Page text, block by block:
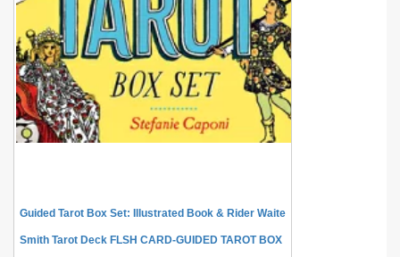
Guided Tarot Box Set: Illustrated Book & Rider Waite
Smith Tarot Deck FLSH CARD-GUIDED TAROT BOX